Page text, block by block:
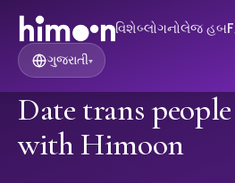
વિશેબ્લોગનોલેજ હબ
ગુજરાતી▾
Date trans
with Himoon